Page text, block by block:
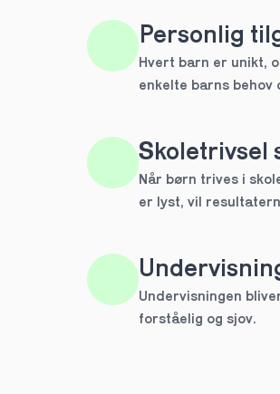
Andet
1 ud
Hvilken
2.g
Personlig
Hvert barn er unikt,
enkelte barns behov
Skoletrivsel
Når børn trives i
er lyst, vil
Undervisningen
forståelig og sjov.